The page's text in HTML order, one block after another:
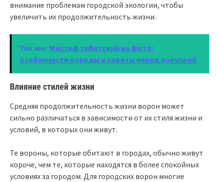
внимание проблемам городской экологии, чтобы
увеличить их продолжительность жизни.
Так же: Мастиф тибетский на фото:
особенности породы и советы перед покупкой
Влияние стилей жизни
Средняя продолжительность жизни ворон может
сильно различаться в зависимости от их стиля жизни и
условий, в которых они живут.
Те вороны, которые обитают в городах, обычно живут
короче, чем те, которые находятся в более спокойных
условиях за городом. Для городских ворон многие